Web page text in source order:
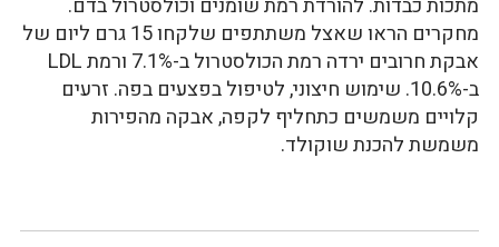
מתכות כבדות. להורדת רמת שומנים וכולסטרול בדם.
מחקרים הראו שאצל משתתפים שלקחו 15 גרם ליום של
אבקת חרובים ירדה רמת הכולסטרול ב-7.1% ורמת LDL
ב-10.6%. שימוש חיצוני, לטיפול בפצעים בפה. זרעים
קלויים משמשים כתחליף לקפה, אבקה מהפירות
משמשת להכנת שוקולד.